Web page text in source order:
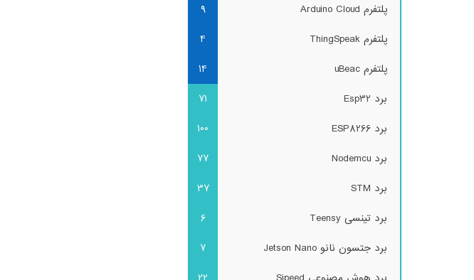
پلتفرم Arduino Cloud
9
پلتفرم ThingSpeak
4
پلتفرم uBeac
14
برد Esp32
71
برد ESP8266
100
برد Nodemcu
77
برد STM
37
برد تینسی Teensy
6
برد جتسون نانو Jetson Nano
7